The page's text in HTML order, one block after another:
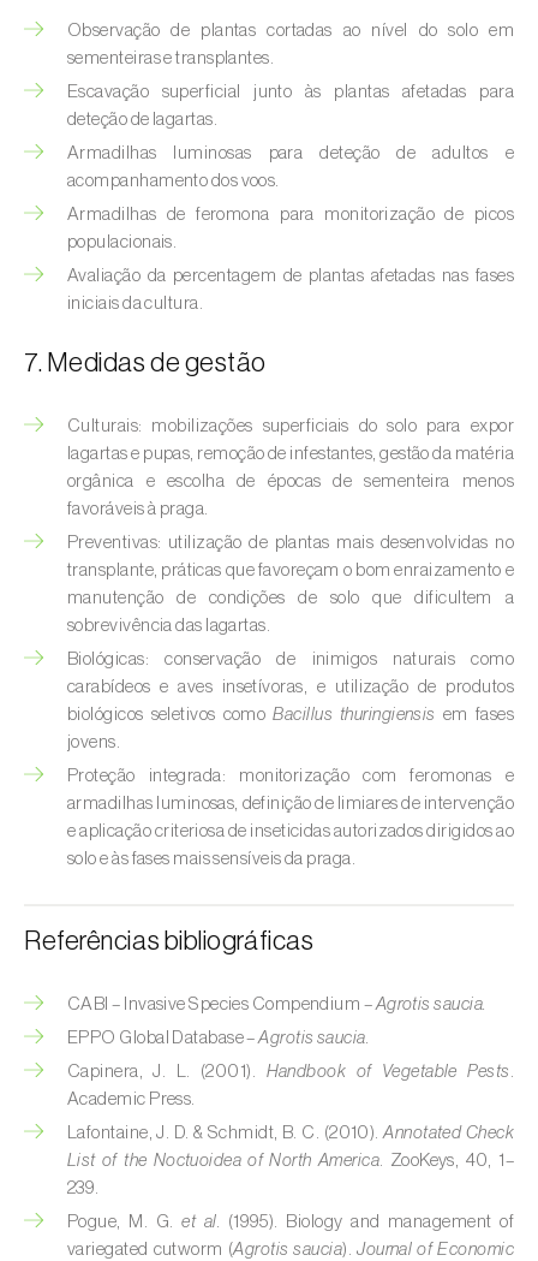
Broca-do-chá ( Euwallacea fornicatus, E.
fornicatior, E. perbrevis e E. kuroshio
Broca-do-colmo-da-cana-de-açúcar
(
Diatraea saccharalis
Broca-dos-ramos-do-pessegueiro (
lineatella)
suppressalis)
Broca-pequena-do-tomateiro
Neoleucinodes elegantalis)
Broca-vermelha ( Cossus cossus
Burgo-da-azinheira (Tortrix viridana)
Cigarrinha-espumadora (Philaenus
spumarius)
Cigarrinhas ( Jacobiasca lybica, Scaphoideus
titanus e Empoasca spp.)
Cobrilha-da-cortiça ( Coroebus undatus)
Cochonilha-algodão-da-vinha (
Planococcus
ficus)
pentagona)
(
Pseudococcus longispinus )
Cochonilha-de-Comstock (Pseudococcus
comstocki)
Cochonilha-de-São-José ( Quadraspidiotus
(= Diaspidiotus) perniciosus
Cochonilha-dos-citrinos (Planococcus citri)
Observação de plantas cortadas ao nível do solo em
sementeiras e transplantes.
Escavação superficial junto às plantas afetadas para
deteção de lagartas.
Armadilhas luminosas para deteção de adultos e
acompanhamento dos voos.
Armadilhas de feromona para monitorização de picos
populacionais.
Avaliação da percentagem de plantas afetadas nas fases
iniciais da cultura.
7. Medidas de gestão
Culturais: mobilizações superficiais do solo para expor
lagartas e pupas, remoção de infestantes, gestão da matéria
orgânica e escolha de épocas de sementeira menos
favoráveis à praga.
Preventivas: utilização de plantas mais desenvolvidas no
transplante, práticas que favoreçam o bom enraizamento e
manutenção de condições de solo que dificultem a
sobrevivência das lagartas.
Biológicas: conservação de inimigos naturais como
carabídeos e aves insetívoras, e utilização de produtos
biológicos seletivos comoBacillus thuringiensis em fases
jovens.
Proteção integrada: monitorização com feromonas e
armadilhas luminosas, definição de limiares de intervenção
e aplicação criteriosa de inseticidas autorizados dirigidos ao
solo e às fases mais sensíveis da praga.
Referências bibliográficas
CABI – Invasive Species Compendium – Agrotis saucia.
EPPO Global Database –Agrotis saucia.
Capinera, J. L. (2001). Handbook of Vegetable Pests
Academic Press.
Lafontaine, J. D. & Schmidt, B. C. (2010).Annotated Check
List of the Noctuoidea of North America . ZooKeys, 40, 1–
239.
Pogue, M. G.et al.
(1995). Biology and management of
variegated cutworm (Agrotis saucia).Journal of Economic